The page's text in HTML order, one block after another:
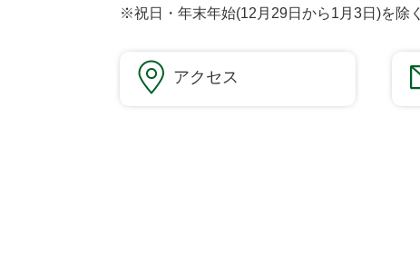
※祝日・年末年始(12月29日から1月3日)を除く
アクセス